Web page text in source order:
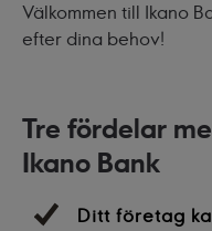
Välkommen till Ikano
efter dina behov!
Tre fördelar
Ikano Bank
Ditt företag